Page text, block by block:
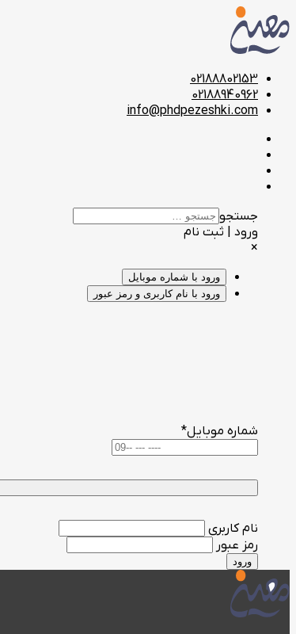
02188802153
02188940962
info@phdpezeshki.com
جستجو
ورود | ثبت نام
×
ورود با شماره موبایل
ورود با نام کاربری و رمز عبور
شماره موبایل*
نام کاربری
رمز عبور
ورود